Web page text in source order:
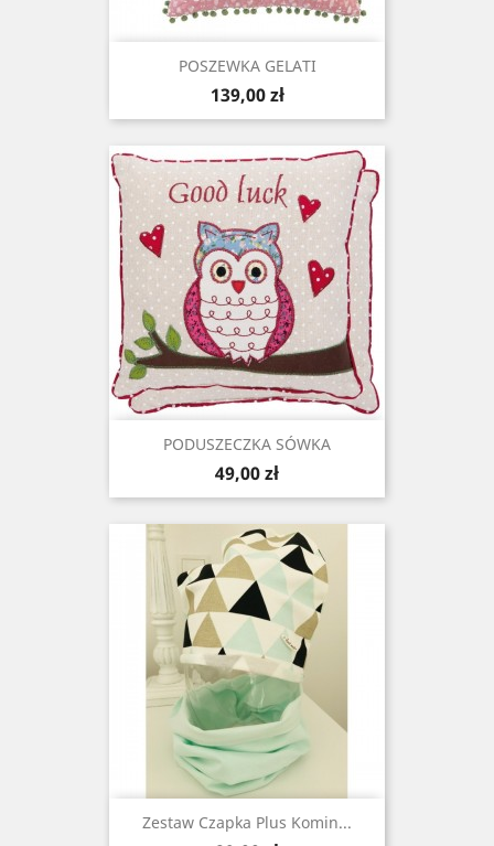
POSZEWKA GELATI
Cena
139,00 zł
PODUSZECZKA SÓWKA
Cena
49,00 zł
Zestaw Czapka Plus Komin...